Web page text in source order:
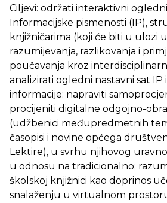
Ciljevi: održati interaktivni
Informacijske pismenosti (IP),
knjižničarima (koji će biti u ulozi
razumijevanja, razlikovanja i
poučavanja kroz
analizirati ogledni nastavni sat
informacije; napraviti
procijeniti digitalne odgojno-
(udžbenici međupredmetnih
časopisi i novine općega
Lektire), u svrhu njihovog
u odnosu na tradicionalno;
školskoj knjižnici kao doprinos
snalaženju u virtualnom